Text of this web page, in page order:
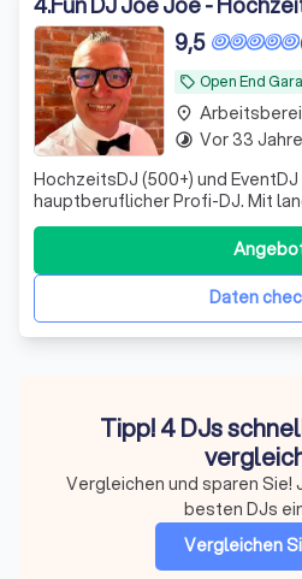
local_offer Open End
9,5
HochzeitsDJ (500+) und
hauptberuflicher Profi-DJ. Mit
Gespür für die richtige Musik.
Daten
place
timelapse Vor 33
Tipp! 4 DJs
Vergleichen und sparen
besten DJs
Vergleichen